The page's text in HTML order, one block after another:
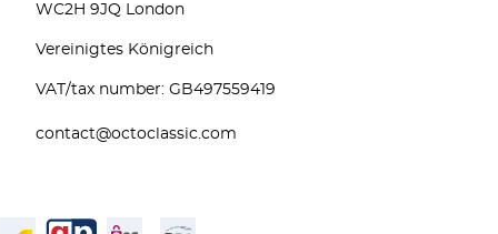
WC2H 9JQ London
Vereinigtes Königreich
VAT/tax number: GB497559419
contact@octoclassic.com